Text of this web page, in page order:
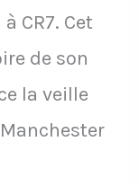
CR7. Cet
de son
la veille